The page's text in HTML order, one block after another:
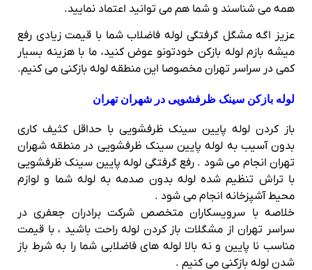
همه می شناسند و شما هم می توانید اعتماد نمایید.
عزیز اگه مشگل گرفتگی لوله فاضلاب شما با قیمت زیادی رفع
میشه بازم لوله بازکن خودتونو عوض کنید، ما با هزینه بسیار
کمی در سراسر تهران مخصوصا این منطقه لوله بازکنی می کنیم.
لوله بازکن سینک ظرفشویی در شهران تهران
باز کردن لوله پایین سینک ظرفشویی با حداقل کثیف کاری
بدون آسیب به لوله پایین سینک ظرفشویی در منطقه شهران
تهران انجام می شود . رفع گرفتگی لوله پایین سینک ظرفشویی
با تراش تنظیم شده لوله بدون صدمه به لوله شما و لوازم
محیط آشپزخانه انجام می شود .
خلاصه با سرویسکاران متخصص شرکت برادران جعفری در
سراسر تهران از مشگلات باز کردن لوله راحت باشید ، با قیمت
مناسب نا پایین و نه بالا لوله های فاضلابی شما را به شرط باز
شدن لوله بازکنی می کنیم .